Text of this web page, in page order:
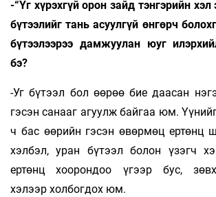
-“Үг хүрэхгүй орон зайд тэнгэрийн хэл
бүтээлийг тань асуулгүй өнгөрч
бүтээлээрээ дамжуулан юуг
бэ?
-Уг бүтээл бол өөрөө бие даасан
гэсэн санааг агуулж байгаа юм.
ч бас өөрийн гэсэн өвөрмөц ертөнц
хэлбэл, уран бүтээл болон үзэгч
ертөнц хоорондоо үгээр бус,
хэлээр холбогдох юм.